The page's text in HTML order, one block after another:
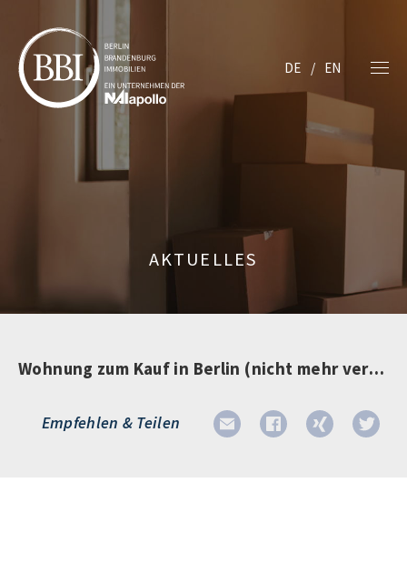
DE EN
AKTUELLES
Wohnung zum Kauf in Berlin (nicht mehr verfügbar)
Empfehlen & Teilen